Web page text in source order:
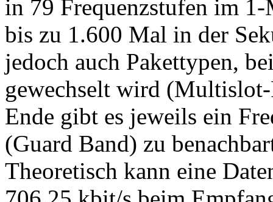
in 79 Frequenzstufen im
bis zu 1.600 Mal in der
jedoch auch Pakettypen,
gewechselt wird
Ende gibt es jeweils ein
(Guard Band) zu
Theoretisch kann eine